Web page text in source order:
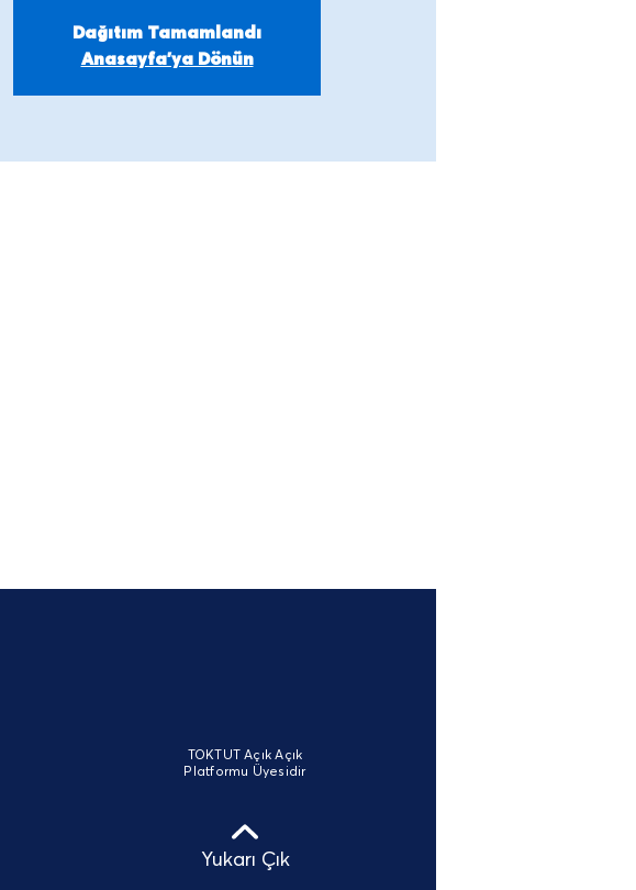
Dağıtım Tamamlandı
Anasayfa'ya Dönün
TOKTUT Açık Açık
Platformu Üyesidir
Yukarı Çık